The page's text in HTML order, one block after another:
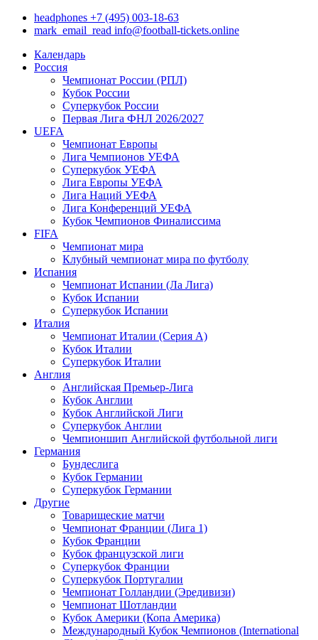
headphones +7 (495) 003-18-63
mark_email_read info@football-tickets.online
Календарь
Россия
Чемпионат России (РПЛ)
Кубок России
Суперкубок России
Первая Лига ФНЛ 2026/2027
UEFA
Чемпионат Европы
Лига Чемпионов УЕФА
Суперкубок УЕФА
Лига Европы УЕФА
Лига Наций УЕФА
Лига Конференций УЕФА
Кубок Чемпионов Финалиссима
FIFA
Чемпионат мира
Клубный чемпионат мира по футболу
Испания
Чемпионат Испании (Ла Лига)
Кубок Испании
Суперкубок Испании
Италия
Чемпионат Италии (Серия А)
Кубок Италии
Суперкубок Италии
Англия
Английская Премьер-Лига
Кубок Англии
Кубок Английской Лиги
Суперкубок Англии
Чемпионшип Английской футбольной лиги
Германия
Бундеслига
Кубок Германии
Суперкубок Германии
Другие
Товарищеские матчи
Чемпионат Франции (Лига 1)
Кубок Франции
Кубок французской лиги
Суперкубок Франции
Суперкубок Португалии
Чемпионат Голландии (Эредивизи)
Чемпионат Шотландии
Кубок Америки (Копа Америка)
Международный Кубок Чемпионов (International